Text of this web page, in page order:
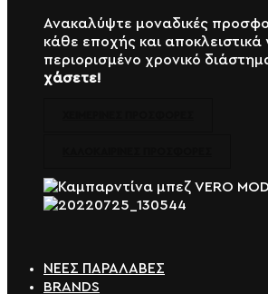
Ανακαλύψτε μοναδικές
κάθε εποχής και αποκλειστικά
περιορισμένο χρονικό
χάσετε!
ΝΕΕΣ ΠΑΡΑΛΑΒΕΣ
BRANDS